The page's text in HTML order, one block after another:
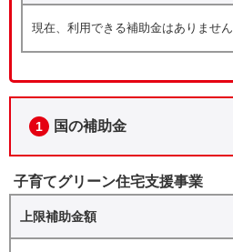
現在、利用できる補助金はありません
1 国の補助金
子育てグリーン住宅支援事業
上限補助金額